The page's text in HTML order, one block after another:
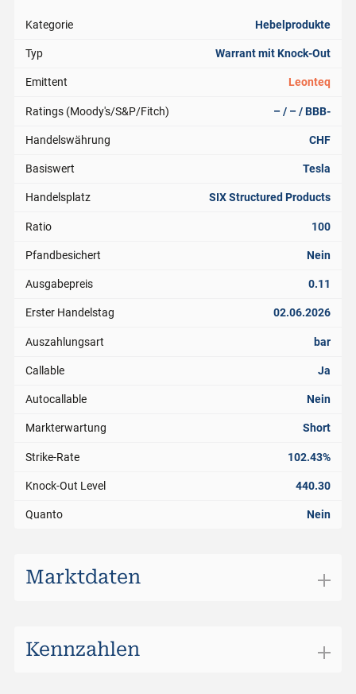
Kategorie Hebelprodukte
Typ Warrant mit Knock-Out
Emittent Leonteq
Ratings (Moody's/S&P/Fitch) – / – / BBB-
Handelswährung CHF
Basiswert Tesla
Handelsplatz SIX Structured Products
Ratio 100
Pfandbesichert Nein
Ausgabepreis 0.11
Erster Handelstag 02.06.2026
Auszahlungsart bar
Callable Ja
Autocallable Nein
Markterwartung Short
Strike-Rate 102.43%
Knock-Out Level 440.30
Quanto Nein
Marktdaten
Handelswährung
Kennzahlen